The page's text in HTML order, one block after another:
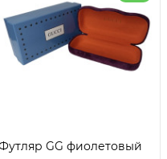
GG фиолетовый